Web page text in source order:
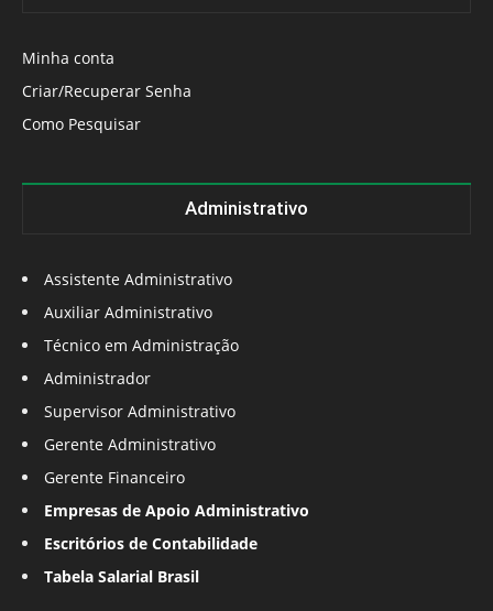
Minha conta
Criar/Recuperar Senha
Como Pesquisar
Administrativo
Assistente Administrativo
Auxiliar Administrativo
Técnico em Administração
Administrador
Supervisor Administrativo
Gerente Administrativo
Gerente Financeiro
Empresas de Apoio Administrativo
Escritórios de Contabilidade
Tabela Salarial Brasil